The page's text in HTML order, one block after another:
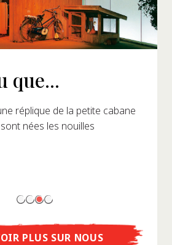
que...
réplique de la petite cabane
nées les nouilles
PLUS SUR NOUS